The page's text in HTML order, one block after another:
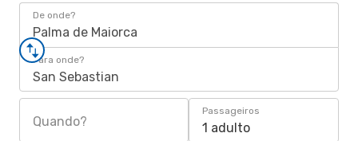
De onde?
Palma de Maiorca
Para onde?
San Sebastian
Quando?
Passageiros
1 adulto